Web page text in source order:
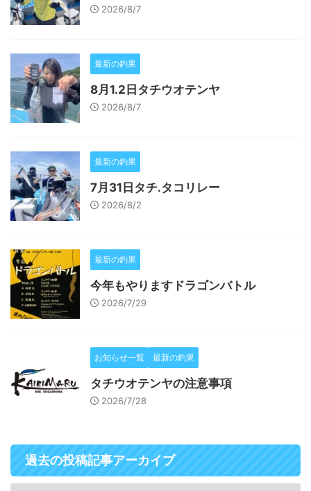
2026/8/7
最新の釣果
8月1.2日タチウオテンヤ
2026/8/7
最新の釣果
7月31日タチ.タコリレー
2026/8/2
最新の釣果
今年もやりますドラゴンバトル
2026/7/29
お知らせ一覧 最新の釣果
タチウオテンヤの注意事項
2026/7/28
過去の投稿記事アーカイブ